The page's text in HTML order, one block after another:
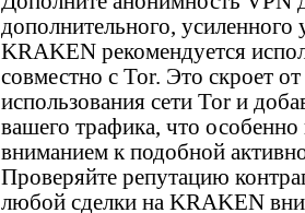
дополнительного,
KRAKEN рекомендуется
совместно с Tor. Это скроет
использования сети Tor и
вашего трафика, что
вниманием к подобной
Проверяйте репутацию
любой сделки на KRAKEN